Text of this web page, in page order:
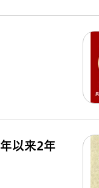
以来2年